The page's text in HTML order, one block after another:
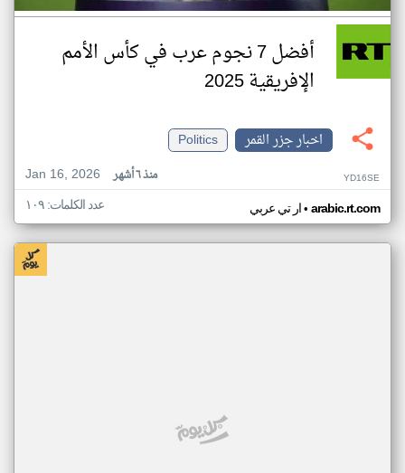
أفضل 7 نجوم عرب في كأس الأمم
الإفريقية 2025
اخبار جزر القمر
Politics
Jan 16, 2026
منذ ٦ أشهر YD16SE
ار تي عربي• arabic.rt.com عدد الكلمات: ١٠٩